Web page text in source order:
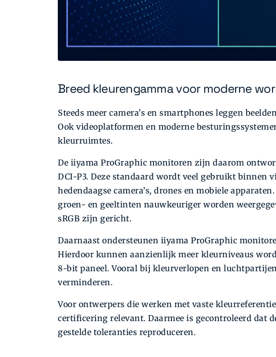
Breed kleurengamma voor moderne
Steeds meer camera’s en smartphones leggen
Ook videoplatformen en moderne
kleurruimtes.
De iiyama ProGraphic monitoren zijn daarom
DCI-P3. Deze standaard wordt veel gebruikt binnen
hedendaagse camera’s, drones en mobiele
groen- en geeltinten nauwkeuriger worden
sRGB zijn gericht.
Daarnaast ondersteunen iiyama ProGraphic
Hierdoor kunnen aanzienlijk meer kleurniveaus
8-bit paneel. Vooral bij kleurverlopen en
verminderen.
Voor ontwerpers die werken met vaste
certificering relevant. Daarmee is gecontroleerd dat
gestelde toleranties reproduceren.